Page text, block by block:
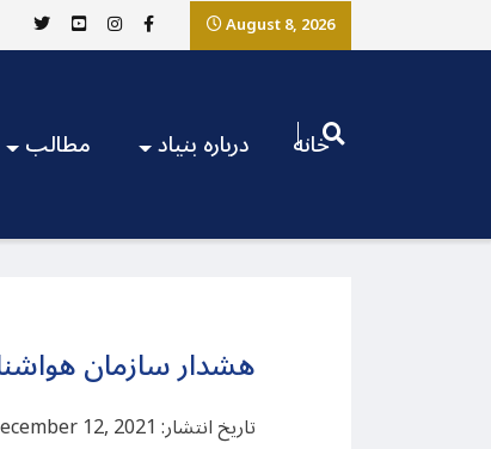
August 8, 2026
مطالب درباره بنیاد خانه
هشدار سازمان
تاریخ انتشار: December 12, 2021